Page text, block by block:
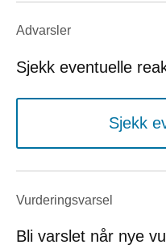
Advarsler
Sjekk eventuelle
Sjekk
Vurderings­varsel
Bli varslet når nye